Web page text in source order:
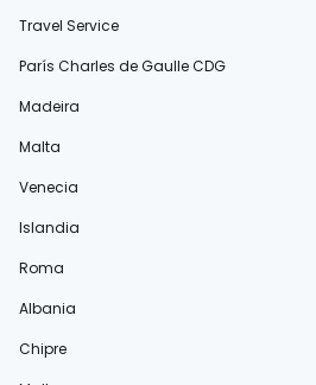
Travel Service
París Charles de Gaulle CDG
Madeira
Malta
Venecia
Islandia
Roma
Albania
Chipre